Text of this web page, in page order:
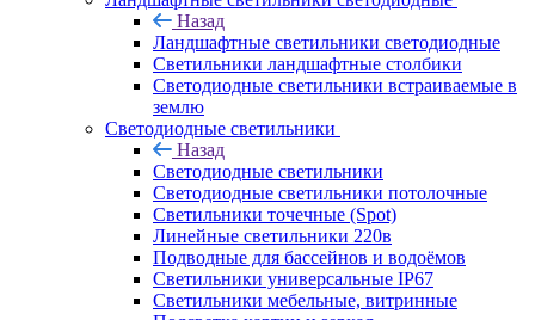
Назад
Ландшафтные светильники светодиодные
Светильники ландшафтные столбики
Светодиодные светильники встраиваемые в
землю
Светодиодные светильники
Назад
Светодиодные светильники
Светодиодные светильники потолочные
Светильники точечные (Spot)
Линейные светильники 220в
Подводные для бассейнов и водоёмов
Светильники универсальные IP67
Светильники мебельные, витринные